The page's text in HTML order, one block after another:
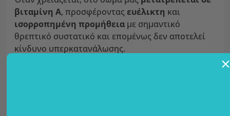
βιταμίνη Α, προσφέροντας ευέλικτη και
ισορροπημένη προμήθεια με σημαντικό
θρεπτικό συστατικό και επομένως δεν αποτελεί
κίνδυνο υπερκατανάλωσης.